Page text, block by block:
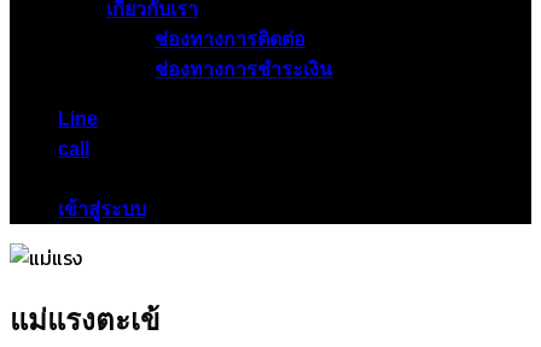
เกี่ยวกับเรา
ช่องทางการติดต่อ
ช่องทางการชำระเงิน
Line
call
เข้าสู่ระบบ
แม่แรงตะเข้